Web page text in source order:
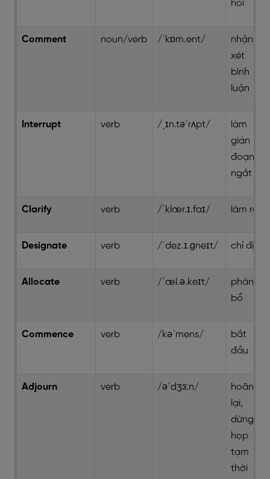
hồi
Comment noun/verb /ˈkɒm.ent/
nhận
xét /
bình
luận
Interrupt verb /ˌɪn.təˈrʌpt/
làm
gián
đoạn /
ngắt lời
Clarify verb /ˈklær.ɪ.faɪ/ làm rõ
Designate verb /ˈdez.ɪ.ɡneɪt/ chỉ định
Allocate verb /ˈæl.ə.keɪt/
phân
bổ
Commence verb /kəˈmens/
bắt
đầu
Adjourn verb /əˈdʒɜːn/
hoãn
lại,
dừng
họp
tạm
thời